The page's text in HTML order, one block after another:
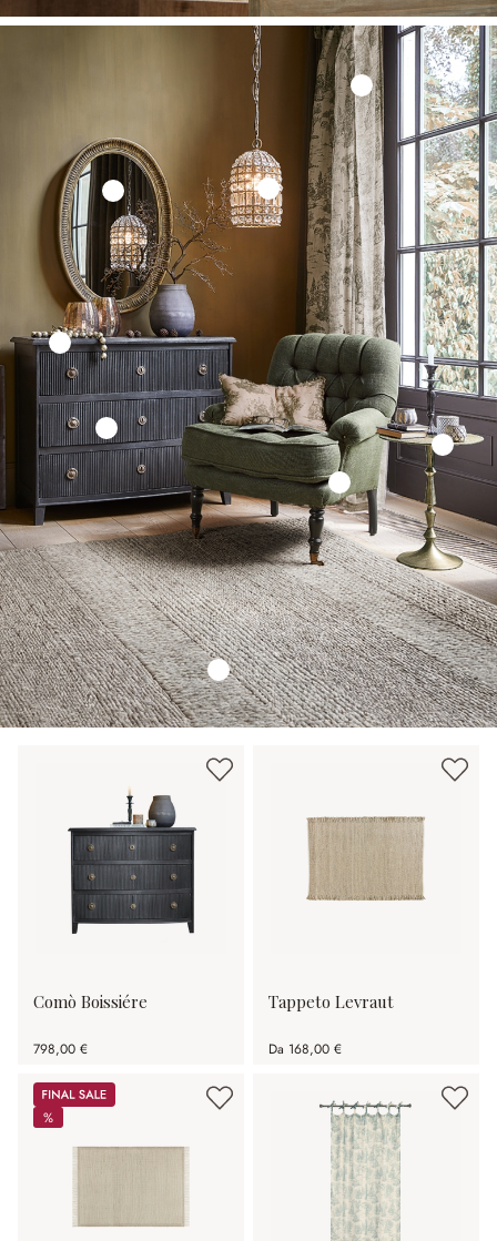
Comò Boissiére
798,00 €
Tappeto Levraut
Da 168,00 €
Sale
%
%